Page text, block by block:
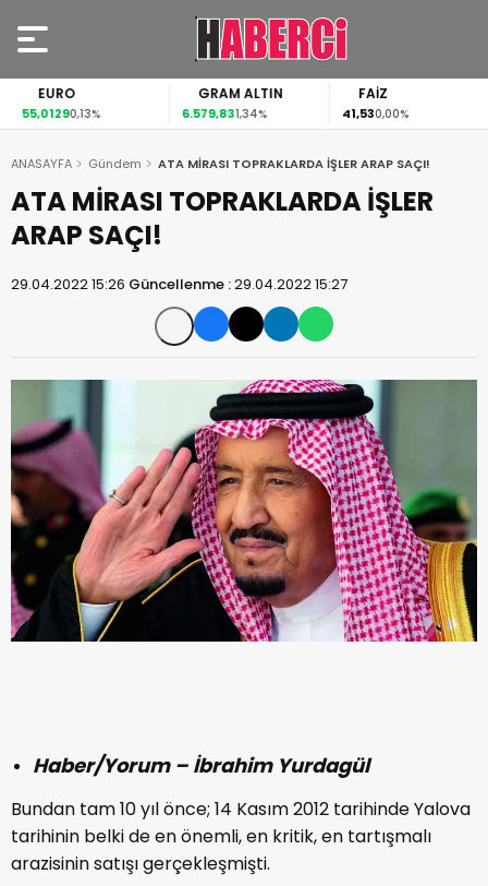
EURO
55,01290,13%
GRAM ALTIN
6.579,831,34%
FAİZ
41,530,00%
ANASAYFA Gündem ATA MİRASI TOPRAKLARDA İŞLER ARAP SAÇI!
ATA MİRASI TOPRAKLARDA İŞLER
ARAP SAÇI!
29.04.2022 15:26 Güncellenme :29.04.2022 15:27
Haber/Yorum – İbrahim Yurdagül
Bundan tam 10 yıl önce; 14 Kasım 2012 tarihinde Yalova
tarihinin belki de en önemli, en kritik, en tartışmalı
arazisinin satışı gerçekleşmişti.